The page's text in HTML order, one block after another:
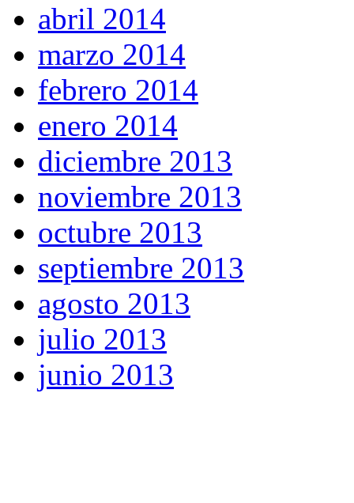
abril 2014
marzo 2014
febrero 2014
enero 2014
diciembre 2013
noviembre 2013
octubre 2013
septiembre 2013
agosto 2013
julio 2013
junio 2013